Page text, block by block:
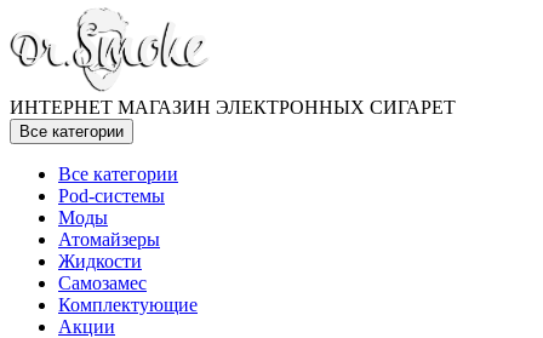
ИНТЕРНЕТ МАГАЗИН ЭЛЕКТРОННЫХ СИГАРЕТ
Все категории
Все категории
Pod-системы
Моды
Атомайзеры
Жидкости
Самозамес
Комплектующие
Акции